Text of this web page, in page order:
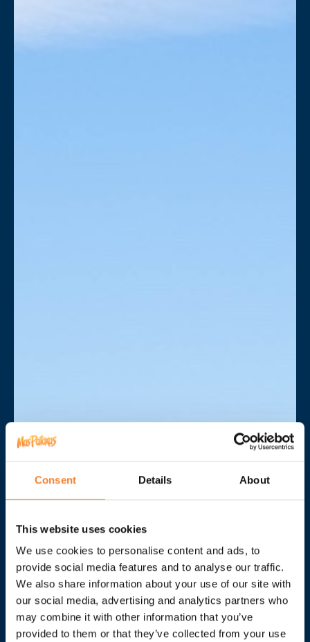
Consent Details About
This website uses cookies
We use cookies to personalise content and ads, to
provide social media features and to analyse our traffic.
We also share information about your use of our site with
our social media, advertising and analytics partners who
may combine it with other information that you’ve
provided to them or that they’ve collected from your use